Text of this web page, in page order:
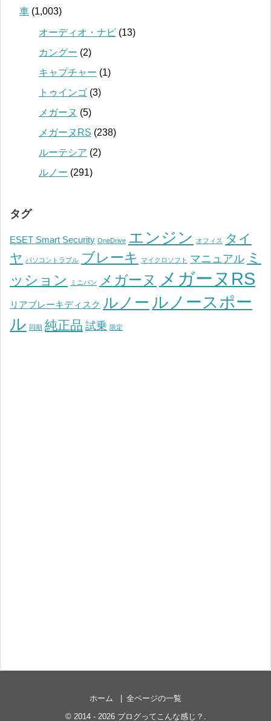
車 (1,003)
オーディオ・ナビ (13)
カングー (2)
キャプチャー (1)
トゥインゴ (3)
メガーヌ (5)
メガーヌRS (238)
ルーテシア (2)
ルノー (291)
タグ
ESET Smart Security OneDrive エンジン オフィス
タイ
ヤ パソコントラブル ブレーキ マイクロソフト マニュアル ミ
ッション
ミニバン メガーヌ メガーヌRS
リアブレーキディスク ルノー ルノースポー
ル 同期 純正品 試乗 限定
ホーム
全ページの一覧
© 2014 - 2026 ブログってこんな感じ？